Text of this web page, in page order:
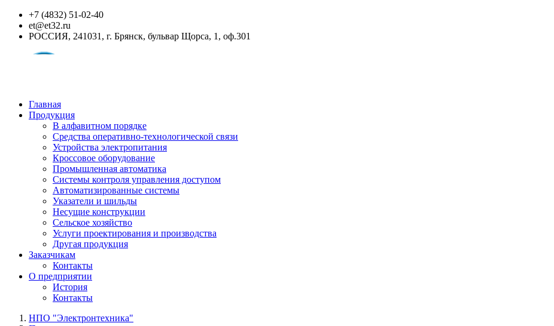
+7 (4832) 51-02-40
et@et32.ru
РОССИЯ, 241031, г. Брянск, бульвар Щорса, 1, оф.301
Главная
Продукция
В алфавитном порядке
Средства оперативно-технологической связи
Устройства электропитания
Кроссовое оборудование
Промышленная автоматика
Системы контроля управления доступом
Автоматизированные системы
Указатели и шильды
Несущие конструкции
Сельское хозяйство
Услуги проектирования и производства
Другая продукция
Заказчикам
Контакты
О предприятии
История
Контакты
НПО "Электронтехника"